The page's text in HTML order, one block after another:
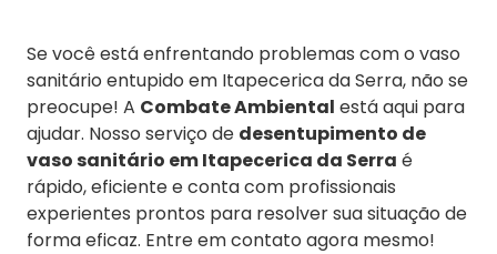
Se você está enfrentando problemas com o vaso
sanitário entupido em Itapecerica da Serra, não se
preocupe! A Combate Ambiental está aqui para
ajudar. Nosso serviço de desentupimento de
vaso sanitário em Itapecerica da Serra é
rápido, eficiente e conta com profissionais
experientes prontos para resolver sua situação de
forma eficaz. Entre em contato agora mesmo!